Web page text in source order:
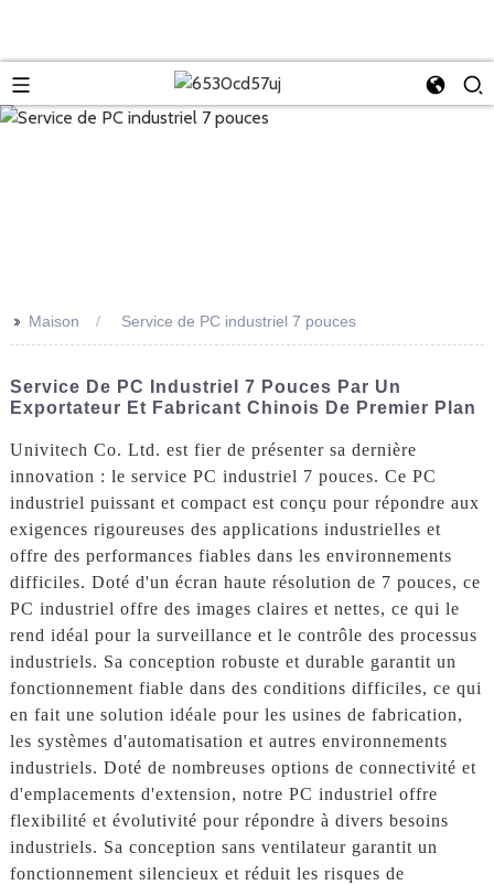
>> Maison Service de PC industriel 7 pouces
Service De PC Industriel 7 Pouces Par Un
Exportateur Et Fabricant Chinois De Premier Plan
Univitech Co. Ltd. est fier de présenter sa dernière
innovation : le service PC industriel 7 pouces. Ce PC
industriel puissant et compact est conçu pour répondre aux
exigences rigoureuses des applications industrielles et
offre des performances fiables dans les environnements
difficiles. Doté d'un écran haute résolution de 7 pouces, ce
PC industriel offre des images claires et nettes, ce qui le
rend idéal pour la surveillance et le contrôle des processus
industriels. Sa conception robuste et durable garantit un
fonctionnement fiable dans des conditions difficiles, ce qui
en fait une solution idéale pour les usines de fabrication,
les systèmes d'automatisation et autres environnements
industriels. Doté de nombreuses options de connectivité et
d'emplacements d'extension, notre PC industriel offre
flexibilité et évolutivité pour répondre à divers besoins
industriels. Sa conception sans ventilateur garantit un
fonctionnement silencieux et réduit les risques de